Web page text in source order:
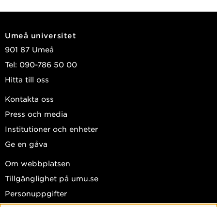
Umeå universitet
901 87 Umeå
Tel: 090-786 50 00
Hitta till oss
Kontakta oss
Press och media
Institutioner och enheter
Ge en gåva
Om webbplatsen
Tillgänglighet på umu.se
Personuppgifter